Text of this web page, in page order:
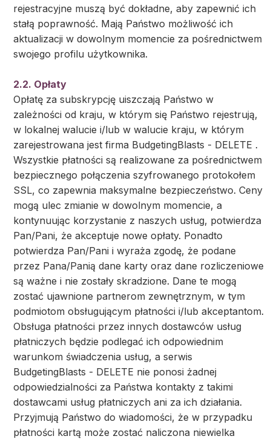
rejestracyjne muszą być dokładne, aby zapewnić ich
stałą poprawność. Mają Państwo możliwość ich
aktualizacji w dowolnym momencie za pośrednictwem
swojego profilu użytkownika.
2.2. Opłaty
Opłatę za subskrypcję uiszczają Państwo w
zależności od kraju, w którym się Państwo rejestrują,
w lokalnej walucie i/lub w walucie kraju, w którym
zarejestrowana jest firma BudgetingBlasts - DELETE .
Wszystkie płatności są realizowane za pośrednictwem
bezpiecznego połączenia szyfrowanego protokołem
SSL, co zapewnia maksymalne bezpieczeństwo. Ceny
mogą ulec zmianie w dowolnym momencie, a
kontynuując korzystanie z naszych usług, potwierdza
Pan/Pani, że akceptuje nowe opłaty. Ponadto
potwierdza Pan/Pani i wyraża zgodę, że podane
przez Pana/Panią dane karty oraz dane rozliczeniowe
są ważne i nie zostały skradzione. Dane te mogą
zostać ujawnione partnerom zewnętrznym, w tym
podmiotom obsługującym płatności i/lub akceptantom.
Obsługa płatności przez innych dostawców usług
płatniczych będzie podlegać ich odpowiednim
warunkom świadczenia usług, a serwis
BudgetingBlasts - DELETE nie ponosi żadnej
odpowiedzialności za Państwa kontakty z takimi
dostawcami usług płatniczych ani za ich działania.
Przyjmują Państwo do wiadomości, że w przypadku
płatności kartą może zostać naliczona niewielka